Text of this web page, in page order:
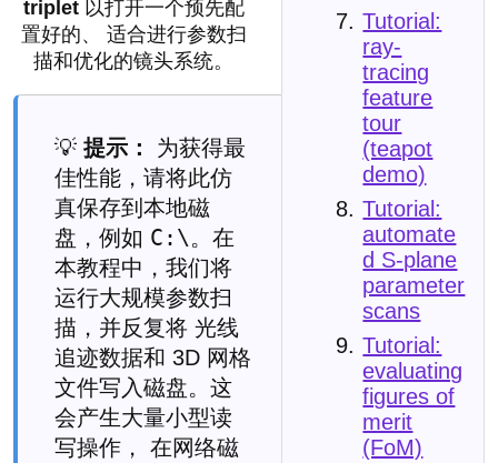
Tutorial:
ray-
tracing
feature
tour
(teapot
demo)
Tutorial:
automate
d S-plane
parameter
scans
Tutorial:
evaluating
figures of
merit
(FoM)
triplet以打开一个预先配
置好的、 适合进行参数扫
描和优化的镜头系统。
💡 提示：
为获得最
佳性能，请将此仿
真保存到本地磁
盘，例如 C:\。在
本教程中，我们将
运行大规模参数扫
描，并反复将 光线
追迹数据和 3D 网格
文件写入磁盘。这
会产生大量小型读
写操作， 在网络磁